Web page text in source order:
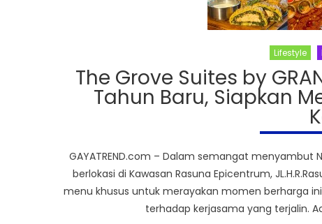
Lifestyle
The Grove Suites by
Tahun Baru, Siapkan
GAYATREND.com – Dalam semangat menyambut
berlokasi di Kawasan Rasuna Epicentrum,
menu khusus untuk merayakan momen berharga
terhadap kerjasama yang terjalin.